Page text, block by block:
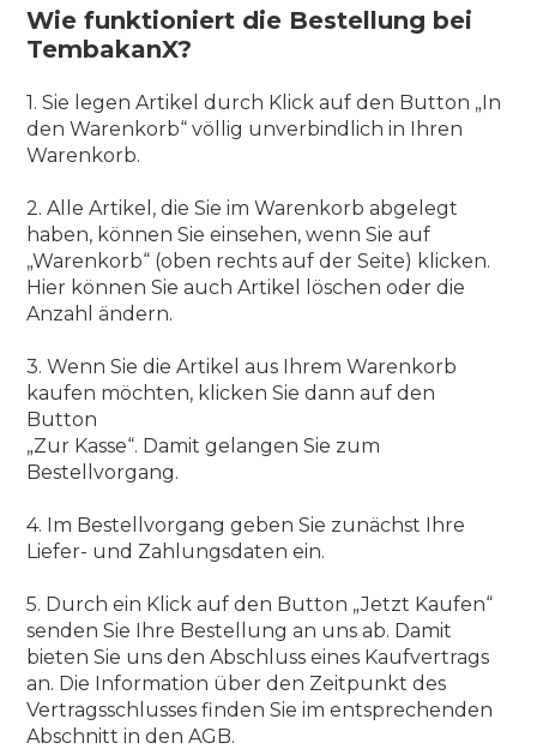
Wie funktioniert die Bestellung bei
TembakanX?
1. Sie legen Artikel durch Klick auf den Button „In
den Warenkorb“ völlig unverbindlich in Ihren
Warenkorb.
2. Alle Artikel, die Sie im Warenkorb abgelegt
haben, können Sie einsehen, wenn Sie auf
„Warenkorb“ (oben rechts auf der Seite) klicken.
Hier können Sie auch Artikel löschen oder die
Anzahl ändern.
3. Wenn Sie die Artikel aus Ihrem Warenkorb
kaufen möchten, klicken Sie dann auf den
Button
„Zur Kasse“. Damit gelangen Sie zum
Bestellvorgang.
4. Im Bestellvorgang geben Sie zunächst Ihre
Liefer- und Zahlungsdaten ein.
5. Durch ein Klick auf den Button „Jetzt Kaufen“
senden Sie Ihre Bestellung an uns ab. Damit
bieten Sie uns den Abschluss eines Kaufvertrags
an. Die Information über den Zeitpunkt des
Vertragsschlusses finden Sie im entsprechenden
Abschnitt in den AGB.